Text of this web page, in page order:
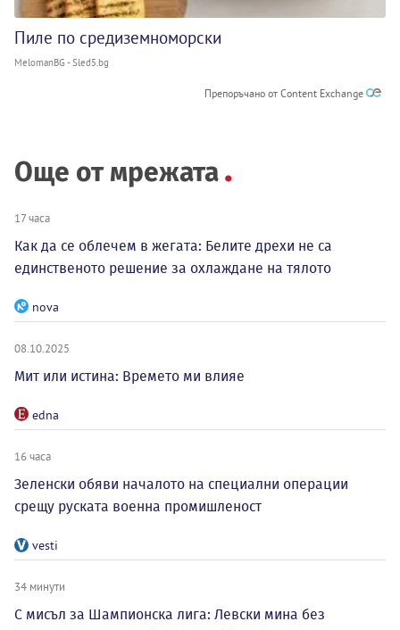
Пиле по средиземноморски
MelomanBG - Sled5.bg
Препоръчано от Content Exchange
Още от мрежата
17 часа
Как да се облечем в жегата: Белите дрехи не са
единственото решение за охлаждане на тялото
nova
08.10.2025
Мит или истина: Времето ми влияе
edna
16 часа
Зеленски обяви началото на специални операции
срещу руската военна промишленост
vesti
34 минути
С мисъл за Шампионска лига: Левски мина без